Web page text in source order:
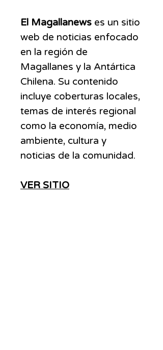
El Magallanews es un sitio
web de noticias enfocado
en la región de
Magallanes y la Antártica
Chilena. Su contenido
incluye coberturas locales,
temas de interés regional
como la economía, medio
ambiente, cultura y
noticias de la comunidad.
VER SITIO